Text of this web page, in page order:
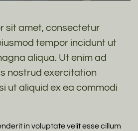
sit amet, consectetur
tempor incidunt ut
aliqua. Ut enim ad
nostrud exercitation
ut aliquid ex ea commodi
in voluptate velit esse cillum